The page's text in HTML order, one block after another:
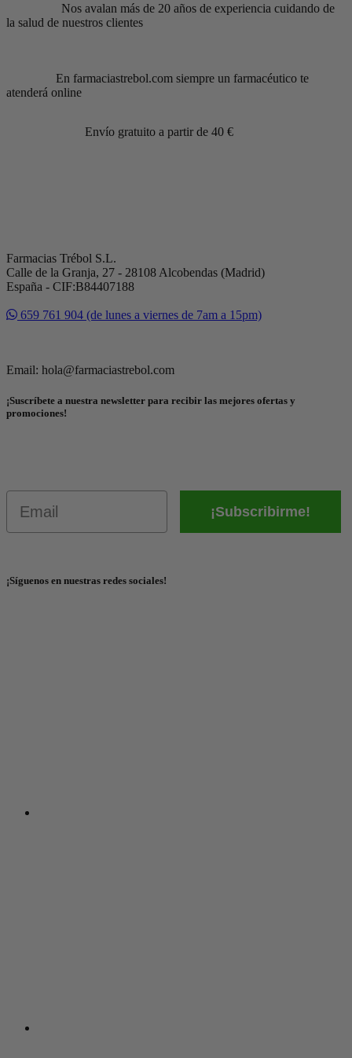
Nos avalan más de 20 años de experiencia cuidando de
la salud de nuestros clientes
En farmaciastrebol.com siempre un farmacéutico te
atenderá online
Envío gratuito a partir de 40 €
Farmacias Trébol S.L.
Calle de la Granja, 27 - 28108 Alcobendas (Madrid)
España - CIF:B84407188
659 761 904 (de lunes a viernes de 7am a 15pm)
Email: hola@farmaciastrebol.com
¡Suscríbete a nuestra newsletter para recibir las mejores ofertas y
promociones!
¡Subscribirme!
¡Síguenos en nuestras redes sociales!